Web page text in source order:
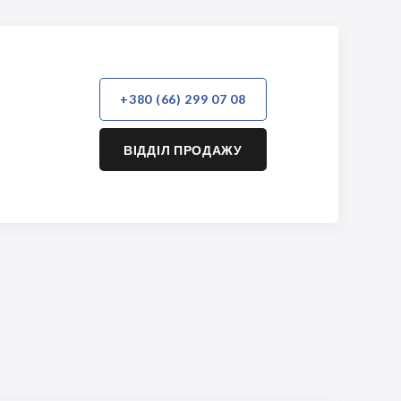
+380 (66) 299 07 08
ВІДДІЛ ПРОДАЖУ